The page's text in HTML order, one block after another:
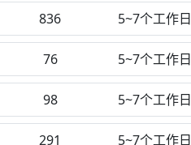
836 5~7个工作日
76 5~7个工作日
98 5~7个工作日
291 5~7个工作日